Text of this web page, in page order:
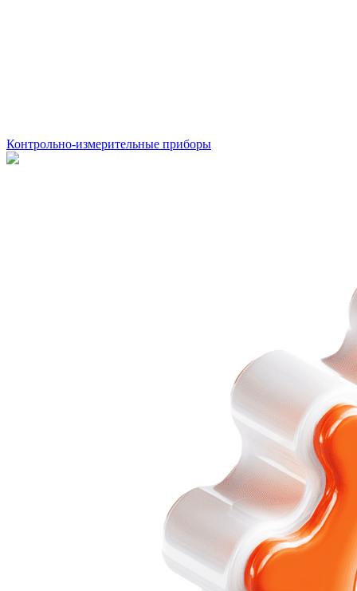
Контрольно-измерительные приборы